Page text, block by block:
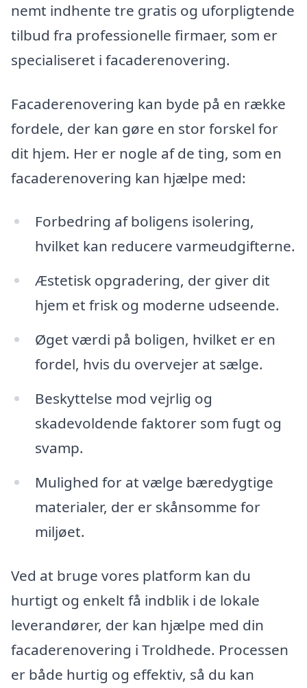
nemt indhente tre gratis og uforpligtende
tilbud fra professionelle firmaer, som er
specialiseret i facaderenovering.
Facaderenovering kan byde på en række
fordele, der kan gøre en stor forskel for
dit hjem. Her er nogle af de ting, som en
facaderenovering kan hjælpe med:
Forbedring af boligens isolering,
hvilket kan reducere varmeudgifterne.
Æstetisk opgradering, der giver dit
hjem et frisk og moderne udseende.
Øget værdi på boligen, hvilket er en
fordel, hvis du overvejer at sælge.
Beskyttelse mod vejrlig og
skadevoldende faktorer som fugt og
svamp.
Mulighed for at vælge bæredygtige
materialer, der er skånsomme for
miljøet.
Ved at bruge vores platform kan du
hurtigt og enkelt få indblik i de lokale
leverandører, der kan hjælpe med din
facaderenovering i Troldhede. Processen
er både hurtig og effektiv, så du kan